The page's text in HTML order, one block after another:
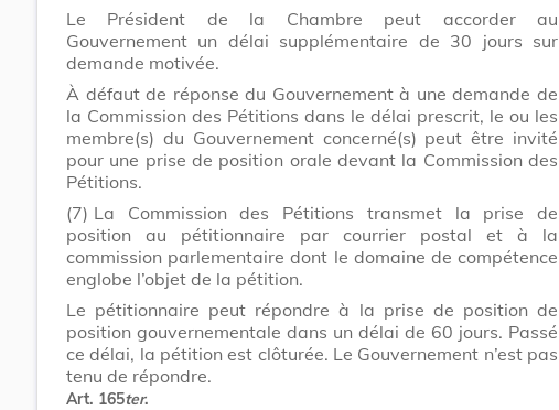
Le Président de la Chambre peut accorder au
Gouvernement un délai supplémentaire de 30 jours sur
demande motivée.
À défaut de réponse du Gouvernement à une demande de
la Commission des Pétitions dans le délai prescrit, le ou les
membre(s) du Gouvernement concerné(s) peut être invité
pour une prise de position orale devant la Commission des
Pétitions.
(7) La Commission des Pétitions transmet la prise de
position au pétitionnaire par courrier postal et à la
commission parlementaire dont le domaine de compétence
englobe l’objet de la pétition.
Le pétitionnaire peut répondre à la prise de position de
position gouvernementale dans un délai de 60 jours. Passé
ce délai, la pétition est clôturée. Le Gouvernement n’est pas
tenu de répondre.
Art. 165ter.